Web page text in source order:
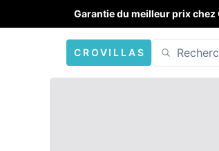
Garantie du meilleur prix chez
CROVILLAS